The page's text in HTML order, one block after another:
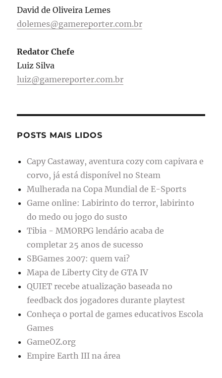
David de Oliveira Lemes
dolemes@gamereporter.com.br
Redator Chefe
Luiz Silva
luiz@gamereporter.com.br
POSTS MAIS LIDOS
Capy Castaway, aventura cozy com capivara e
corvo, já está disponível no Steam
Mulherada na Copa Mundial de E-Sports
Game online: Labirinto do terror, labirinto
do medo ou jogo do susto
Tibia - MMORPG lendário acaba de
completar 25 anos de sucesso
SBGames 2007: quem vai?
Mapa de Liberty City de GTA IV
QUIET recebe atualização baseada no
feedback dos jogadores durante playtest
Conheça o portal de games educativos Escola
Games
GameOZ.org
Empire Earth III na área